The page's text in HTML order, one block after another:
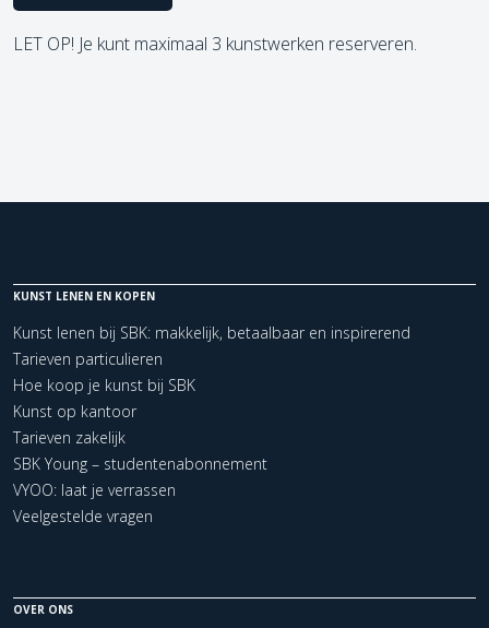
LET OP! Je kunt maximaal 3 kunstwerken reserveren.
KUNST LENEN EN KOPEN
Kunst lenen bij SBK: makkelijk, betaalbaar en inspirerend
Tarieven particulieren
Hoe koop je kunst bij SBK
Kunst op kantoor
Tarieven zakelijk
SBK Young – studentenabonnement
VYOO: laat je verrassen
Veelgestelde vragen
OVER ONS